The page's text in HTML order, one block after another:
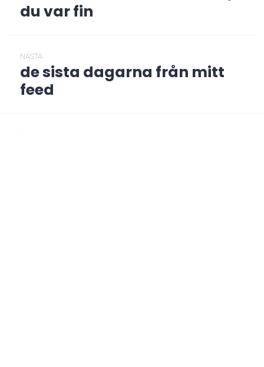
post:
du var fin
NÄSTA
Nästa
post:
de sista dagarna från mitt
feed